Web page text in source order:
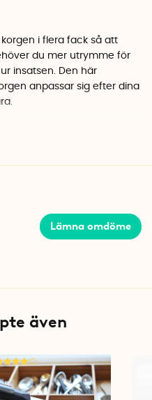
i flera fack så att
du mer utrymme för
insatsen. Den här
anpassar sig efter dina
ställ den på skrivbordet
att se ut som vanlig
Lämna omdöme
även